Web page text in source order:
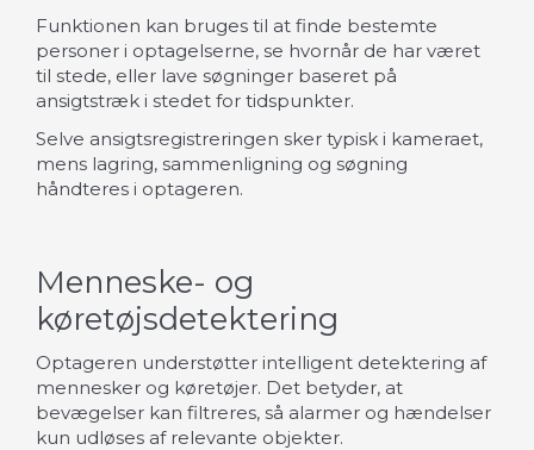
Funktionen kan bruges til at finde bestemte
personer i optagelserne, se hvornår de har været
til stede, eller lave søgninger baseret på
ansigtstræk i stedet for tidspunkter.
Selve ansigtsregistreringen sker typisk i kameraet,
mens lagring, sammenligning og søgning
håndteres i optageren.
Menneske- og
køretøjsdetektering
Optageren understøtter intelligent detektering af
mennesker og køretøjer. Det betyder, at
bevægelser kan filtreres, så alarmer og hændelser
kun udløses af relevante objekter.